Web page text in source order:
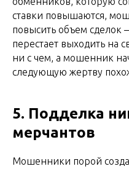
ставки повышаются,
повысить объем
перестает выходить на
ни с чем, а мошенник
следующую жертву
5. Подделка
мерчантов
Мошенники порой